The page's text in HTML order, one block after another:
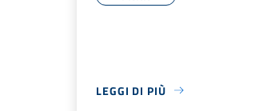
LEGGI DI PIÙ